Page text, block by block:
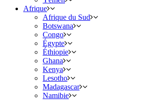
Afrique
Afrique du Sud
Botswana
Congo
Égypte
Éthiopie
Ghana
Kenya
Lesotho
Madagascar
Namibie